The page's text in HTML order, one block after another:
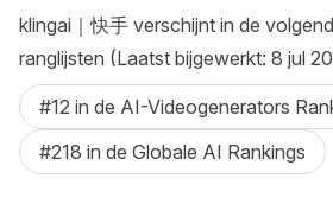
klingai｜快手 verschijnt in de
ranglijsten (Laatst bijgewerkt: 8 jul
#12 in de AI-Videogenerators
#218 in de Globale AI Rankings